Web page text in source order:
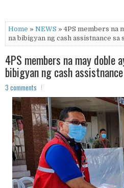
Home » NEWS » 4PS members na
na bibigyan ng cash assistnance sa
4PS members na may doble
bibigyan ng cash
3 comments